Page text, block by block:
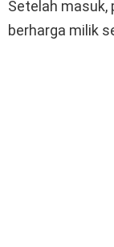
Setelah masuk,
berharga milik